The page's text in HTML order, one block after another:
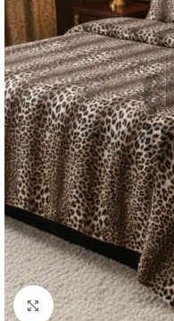
Resmi Büyüt